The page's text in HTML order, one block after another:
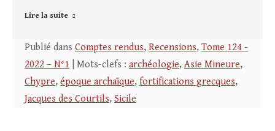
Lire la suite
Publié dans Comptes rendus, Recensions, Tome 124 -
2022 – N°1 | Mots-clefs : archéologie, Asie Mineure,
Chypre, époque archaïque, fortifications grecques,
Jacques des Courtils, Sicile